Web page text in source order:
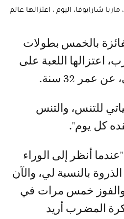
شارابوفا، اليوم ، اعتزالها عالم
اعتزالها اللعبة على
عمر 32 سنة.
للتنس، والتنس
كل يوم".
أنظر إلى الوراء
بالنسبة لي، والآن
28 عاما والفوز خمس مرات في
المضرب أريد